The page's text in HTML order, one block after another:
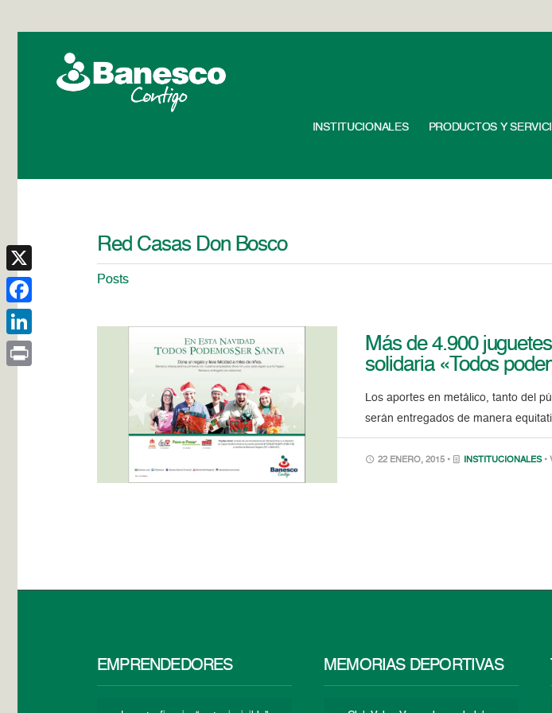
INSTITUCIONALES PRODUCTOS Y
Red Casas Don Bosco
Posts
Más de 4.900
solidaria «Todos
Los aportes en metálico, tanto del
serán entregados de manera
22 ENERO, 2015 • INSTITUCIONALES •
EMPRENDEDORES MEMORIAS DEPORTIVAS
X
Facebook
LinkedIn